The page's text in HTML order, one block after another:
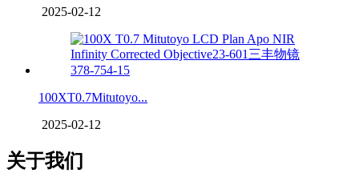
2025-02-12
100XT0.7Mitutoyo...
2025-02-12
关于我们